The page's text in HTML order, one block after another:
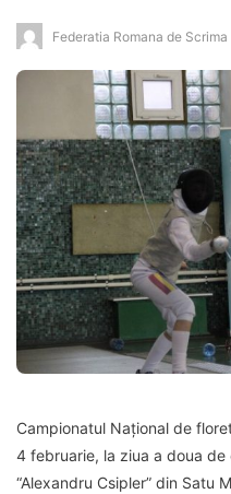
Federatia Romana de Scrima
Campionatul Național de
4 februarie, la ziua a doua de
“Alexandru Csipler” din Satu